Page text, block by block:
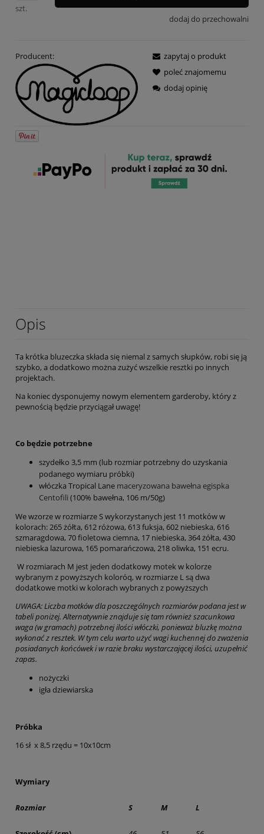
szt.
dodaj do przechowalni
Producent:
zapytaj o produkt
poleć znajomemu
dodaj opinię
Opis
Ta krótka bluzeczka składa się niemal z samych słupków, robi się ją
szybko, a dodatkowo można zużyć wszelkie resztki po innych
projektach.
Na koniec dysponujemy nowym elementem garderoby, który z
pewnością będzie przyciągał uwagę!
Co będzie potrzebne
szydełko 3,5 mm (lub rozmiar potrzebny do uzyskania
podanego wymiaru próbki)
włóczka Tropical Lane maceryzowana bawełna egispka
Centofili (100% bawełna, 106 m/50g)
We wzorze w rozmiarze S wykorzystanych jest 11 motków w
kolorach: 265 żółta, 612 różowa, 613 fuksja, 602 niebieska, 616
szmaragdowa, 70 fioletowa ciemna, 17 niebieska, 364 żółta, 430
niebieska lazurowa, 165 pomarańczowa, 218 oliwka, 151 ecru.
W rozmiarach M jest jeden dodatkowy motek w kolorze
wybranym z powyższych koloróq, w rozmiarze L są dwa
dodatkowe motki w kolorach wybranych z powyższych
UWAGA: Liczba motków dla poszczególnych rozmiarów podana jest w
tabeli poniżej. Alternatywnie znajduje się tam również szacunkowa
waga (w gramach) potrzebnej ilości włóczki, ponieważ bluzkę można
wykonać z resztek. W tym celu warto użyć wagi kuchennej do zważenia
posiadanych końcówek i w razie braku wystarczającej ilości, uzupełnić
zapas.
nożyczki
igła dziewiarska
Próbka
16 sł x 8,5 rzędu = 10x10cm
Wymiary
Rozmiar S M L